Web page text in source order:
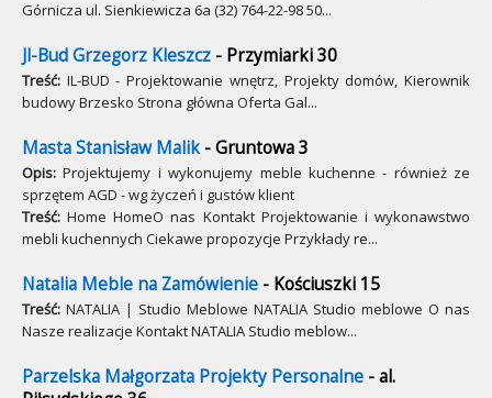
Górnicza ul. Sienkiewicza 6a (32) 764-22-98 50...
Jl-Bud Grzegorz Kleszcz - Przymiarki 30
Treść: IL-BUD - Projektowanie wnętrz, Projekty domów, Kierownik
budowy Brzesko Strona główna Oferta Gal...
Masta Stanisław Malik- Gruntowa 3
Opis: Projektujemy i wykonujemy meble kuchenne - również ze
sprzętem AGD - wg życzeń i gustów klient
Treść: Home HomeO nas Kontakt Projektowanie i wykonawstwo
mebli kuchennych Ciekawe propozycje Przykłady re...
Natalia Meble na Zamówienie - Kościuszki 15
Treść: NATALIA | Studio Meblowe NATALIA Studio meblowe O nas
Nasze realizacje Kontakt NATALIA Studio meblow...
Parzelska Małgorzata Projekty Personalne - al.